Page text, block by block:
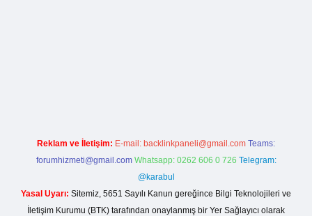
Reklam ve İletişim: E-mail: backlinkpaneli@gmail.com Teams:
forumhizmeti@gmail.com Whatsapp: 0262 606 0 726 Telegram:
@karabul
Yasal Uyarı: Sitemiz, 5651 Sayılı Kanun gereğince Bilgi Teknolojileri ve
İletişim Kurumu (BTK) tarafından onaylanmış bir Yer Sağlayıcı olarak